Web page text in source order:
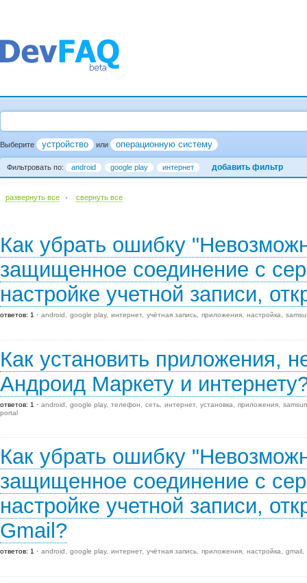
Выберите устройство или операционную систему
Фильтровать по: android google play интернет добавить фильтр
развернуть все · cвернуть все
Как убрать ошибку
защищенное соединение с
настройке учетной записи,
ответов: 1 android google play интернет учётная запись приложения настройка
Как установить приложения,
Андроид Маркету и
ответов: 1 android google play телефон сеть интернет установка приложения
portal
Как убрать ошибку
защищенное соединение с
настройке учетной записи,
Gmail?
ответов: 1 android google play интернет учётная запись приложения настройка gmail